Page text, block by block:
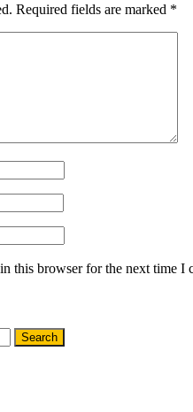
Required fields are marked *
this browser for the next time I